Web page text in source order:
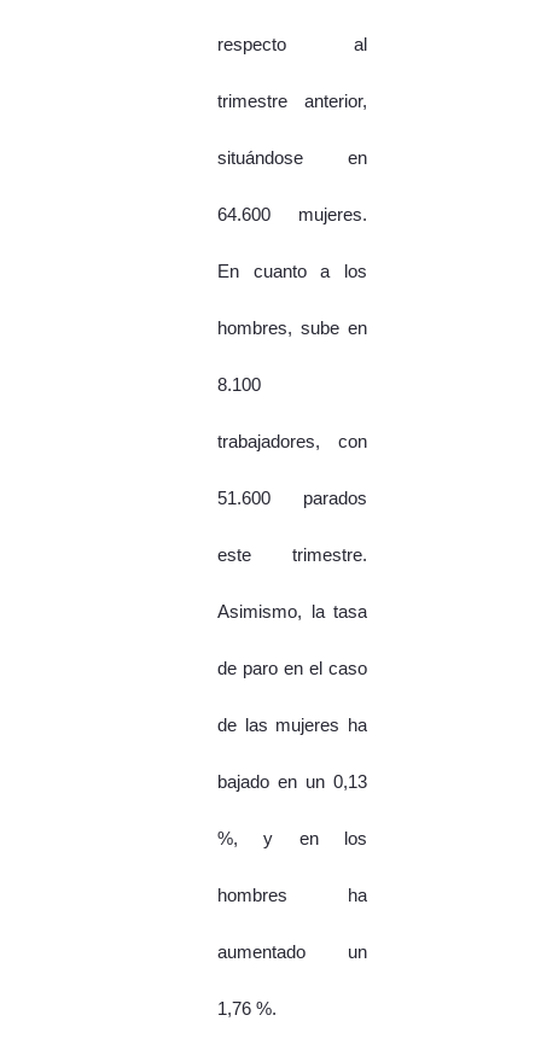
respecto al
trimestre anterior,
situándose en
64.600 mujeres.
En cuanto a los
hombres, sube en
8.100
trabajadores, con
51.600 parados
este trimestre.
Asimismo, la tasa
de paro en el caso
de las mujeres ha
bajado en un 0,13
%, y en los
hombres ha
aumentado un
1,76 %.